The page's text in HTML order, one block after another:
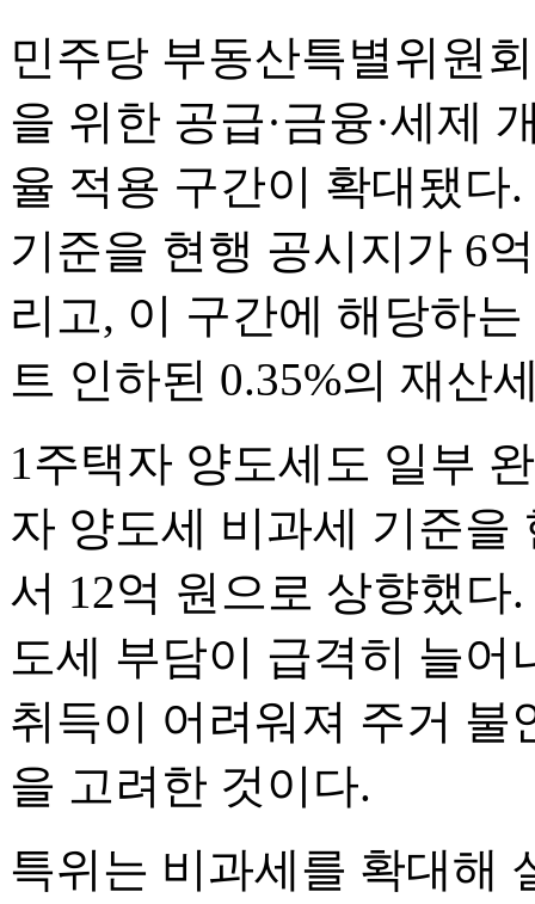
민주당 부동산특별위원
을 위한 공급·금융·세제
율 적용 구간이 확대됐다
기준을 현행 공시지가 6
리고, 이 구간에 해당하
트 인하된 0.35%의 재산
1주택자 양도세도 일부
자 양도세 비과세 기준을
서 12억 원으로 상향했
도세 부담이 급격히 늘어
취득이 어려워져 주거 불
을 고려한 것이다.
특위는 비과세를 확대해